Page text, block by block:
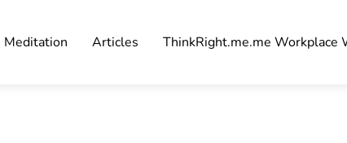
Meditation Articles ThinkRight.me.me Workplace